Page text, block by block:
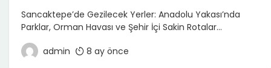
Sancaktepe’de Gezilecek Yerler: Anadolu Yakası’nda
Parklar, Orman Havası ve Şehir İçi Sakin Rotalar
İstanbul’un Anadolu Yakası’nda son yıllarda hızla gelişen
ilçelerinden Sancaktepe, tarihi yapılardan çok yeşil
admin 8 ay önce